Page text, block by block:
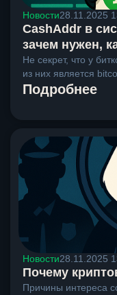
Новости28.11.2025
CashAddr в
зачем нужен,
Не секрет, что у
из них является
Подробнее
Новости28.11.2025
Почему
Причины интереса